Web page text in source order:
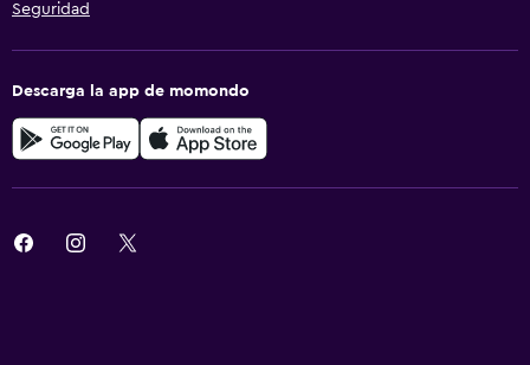
Seguridad
Descarga la app de momondo